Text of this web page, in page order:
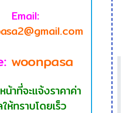
Email:
woonpasa
น้าที่จะแจ้งราคาค่า
ห้ทราบโดยเร็ว